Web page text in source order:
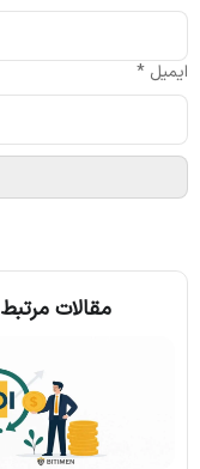
ایمیل *
مقالات مرتبط